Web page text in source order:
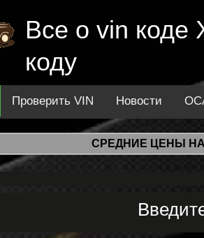
Все о vin коде
коду
Проверить VIN Новости
СРЕДНИЕ ЦЕНЫ